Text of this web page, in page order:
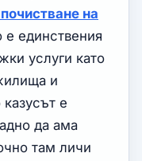
на
е единствения
услуги като
и
е
да ама
там личи